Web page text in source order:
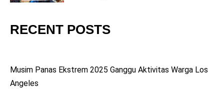
RECENT POSTS
Musim Panas Ekstrem 2025 Ganggu Aktivitas Warga Los
Angeles